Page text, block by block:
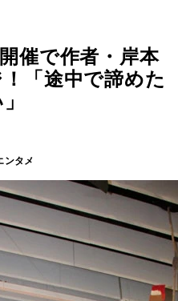
催で作者・岸本
「途中で諦めた
」
ンタメ